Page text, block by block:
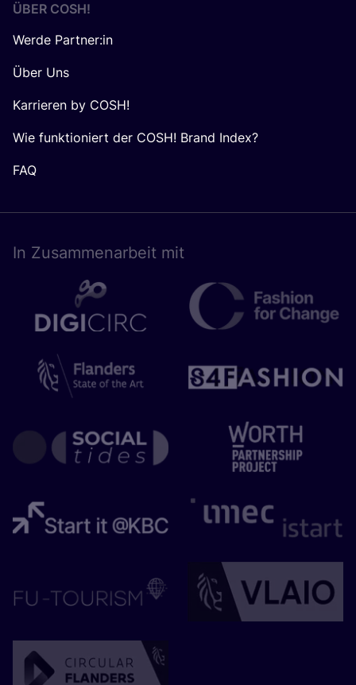
ÜBER COSH!
Werde Partner:in
Über Uns
Karrieren by COSH!
Wie funktioniert der COSH! Brand Index?
FAQ
In Zusam­men­ar­beit mit